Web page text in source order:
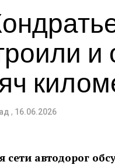
, 16.06.2026
сети автодорог